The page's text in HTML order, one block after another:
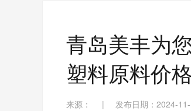
青岛美丰为
塑料原料价
来源： | 发布日期：2024-